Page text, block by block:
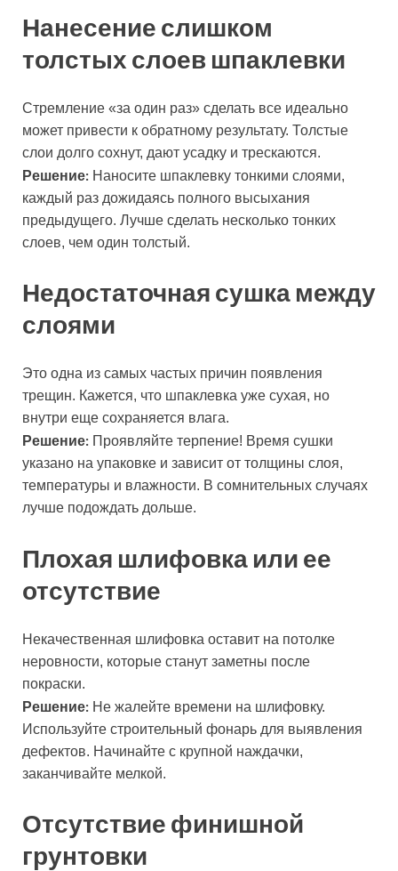
Нанесение слишком
толстых слоев шпаклевки
Стремление «за один раз» сделать все идеально
может привести к обратному результату. Толстые
слои долго сохнут, дают усадку и трескаются.
Решение: Наносите шпаклевку тонкими слоями,
каждый раз дожидаясь полного высыхания
предыдущего. Лучше сделать несколько тонких
слоев, чем один толстый.
Недостаточная сушка между
слоями
Это одна из самых частых причин появления
трещин. Кажется, что шпаклевка уже сухая, но
внутри еще сохраняется влага.
Решение: Проявляйте терпение! Время сушки
указано на упаковке и зависит от толщины слоя,
температуры и влажности. В сомнительных случаях
лучше подождать дольше.
Плохая шлифовка или ее
отсутствие
Некачественная шлифовка оставит на потолке
неровности, которые станут заметны после
покраски.
Решение: Не жалейте времени на шлифовку.
Используйте строительный фонарь для выявления
дефектов. Начинайте с крупной наждачки,
заканчивайте мелкой.
Отсутствие финишной
грунтовки